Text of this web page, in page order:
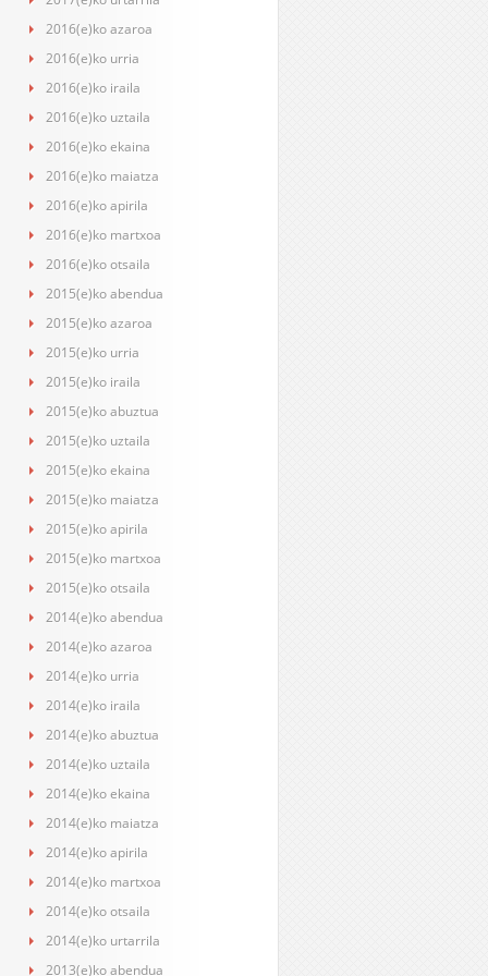
2016(e)ko azaroa
2016(e)ko urria
2016(e)ko iraila
2016(e)ko uztaila
2016(e)ko ekaina
2016(e)ko maiatza
2016(e)ko apirila
2016(e)ko martxoa
2016(e)ko otsaila
2015(e)ko abendua
2015(e)ko azaroa
2015(e)ko urria
2015(e)ko iraila
2015(e)ko abuztua
2015(e)ko uztaila
2015(e)ko ekaina
2015(e)ko maiatza
2015(e)ko apirila
2015(e)ko martxoa
2015(e)ko otsaila
2014(e)ko abendua
2014(e)ko azaroa
2014(e)ko urria
2014(e)ko iraila
2014(e)ko abuztua
2014(e)ko uztaila
2014(e)ko ekaina
2014(e)ko maiatza
2014(e)ko apirila
2014(e)ko martxoa
2014(e)ko otsaila
2014(e)ko urtarrila
2013(e)ko abendua